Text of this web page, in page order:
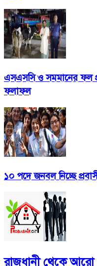
এসএসসি ও সমমানের ফল
ফলাফল
১০ পদে জনবল নিচ্ছে
রাজধানীথেকে আরো